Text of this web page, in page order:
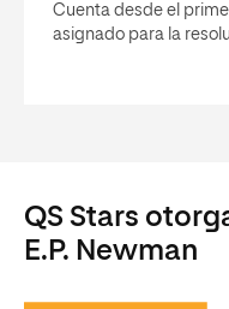
Cuenta desde el
asignado para la
QS Stars
E.P. Newman